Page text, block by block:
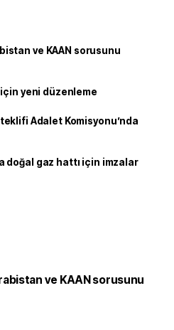
ve KAAN sorusunu
yeni düzenleme
Adalet Komisyonu’nda
doğal gaz hattı için imzalar
ve KAAN sorusunu